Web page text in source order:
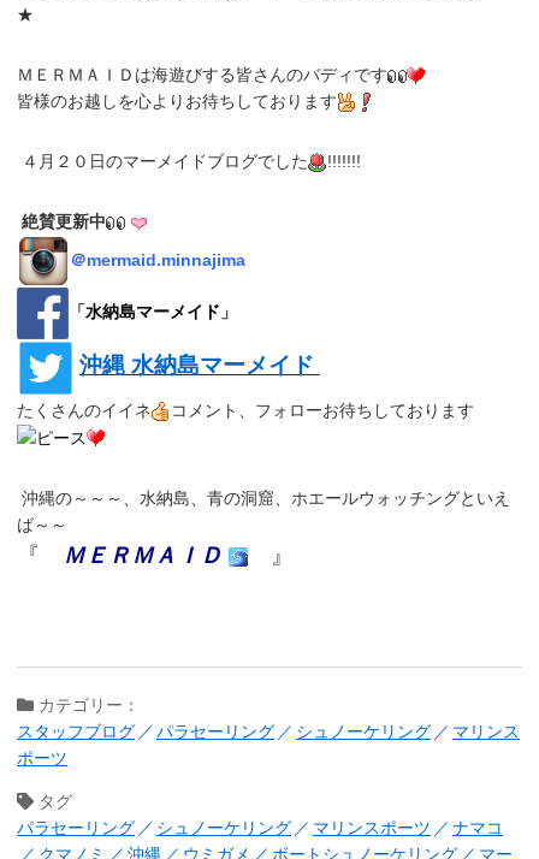
★
ＭＥＲＭＡＩＤは海遊びする皆さんのバディです
皆様のお越しを心よりお待ちしております
４月２０日のマーメイドブログでした !!!!!!!
絶賛更新中
＠mermaid.minnajima
「水納島マーメイド 」
沖縄 水納島マーメイド
たくさんのイイネ コメント、フォローお待ちしております
沖縄の～～～、水納島、青の洞窟、ホエールウォッチングといえ
ば～～
『 ＭＥＲＭＡＩＤ 』
カテゴリー：
スタッフブログ
パラセーリング シュノーケリング
マリンス
ポーツ
タグ
パラセーリング
シュノーケリング マリンスポーツ
ナマコ
クマノミ
沖縄 ウミガメ ボートシュノーケリング マー